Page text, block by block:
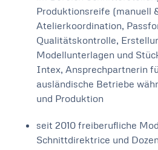
Produktionsreife (manuell
Atelierkoordination,
Qualitätskontrolle,
Modellunterlagen und
Intex, Ansprechpartnerin
ausländische Betriebe
und Produktion
seit 2010 freiberufliche
Schnittdirektrice und